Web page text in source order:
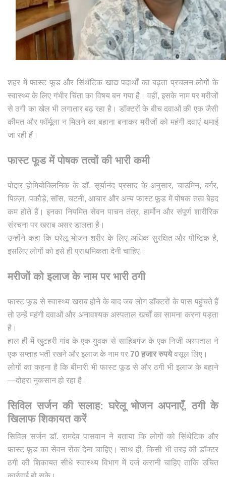
शहर में फास्ट फूड और सिंथेटिक खाद्य पदार्थों का बढ़ता प्रचलन लोगों के
स्वास्थ्य के लिए गंभीर चिंता का विषय बन गया है। वहीं, इसके नाम पर मरीजों
से ठगी का खेल भी लगातार बढ़ रहा है। डॉक्टरों के बीच दवाओं की एक जैसी
कीमत और फॉर्मूला न मिलने का बहाना बनाकर मरीजों को महंगी दवाएं थमाई
जा रही हैं।
फास्ट फूड में पोषक तत्वों की भारी कमी
पोद्दार होमियोक्लिनिक के डॉ. सूर्यानंद प्रसाद के अनुसार, चाउमिन, बर्गर,
पिज़्ज़ा, पकौड़े, सॉस, चटनी, आचार और अन्य फास्ट फूड में पोषक तत्व बेहद
कम होते हैं। इनका नियमित सेवन पाचन तंत्र, हार्मोन और संपूर्ण शारीरिक
संरचना पर खराब असर डालता है।
उन्होंने कहा कि घरेलू भोजन शरीर के लिए अधिक सुरक्षित और पौष्टिक है,
इसलिए लोगों को इसे ही प्राथमिकता देनी चाहिए।
मरीजों को इलाज के नाम पर भारी ठगी
फास्ट फूड से स्वास्थ्य खराब होने के बाद जब लोग डॉक्टरों के पास पहुंचते हैं
तो उन्हें महंगी दवाओं और अनावश्यक अस्पताल खर्चों का सामना करना पड़ता
है।
हाल ही में खुटहरी गांव के एक युवक से साहिबगंज के एक निजी अस्पताल ने
एक सप्ताह भर्ती रखने और इलाज के नाम पर 70 हजार रुपयेवसूल लिए।
लोगों का कहना है कि बीमारी भी फास्ट फूड से और ठगी भी इलाज के बहाने
—दोहरा नुकसान हो रहा है।
सिविल सर्जन की सलाह: घरेलू भोजन अपनाएँ, ठगी के
खिलाफ शिकायत करें
सिविल सर्जन डॉ. रामदेव पासवान ने बताया कि लोगों को सिंथेटिक और
फास्ट फूड का सेवन रोक देना चाहिए। साथ ही, किसी भी तरह की डॉक्टर
ठगी की शिकायत सीधे स्वास्थ्य विभाग में दर्ज करानी चाहिए ताकि उचित